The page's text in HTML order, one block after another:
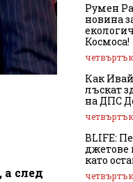
след
Румен
новина
Космоса!
Как
лъскат
на ДПС
BLIFE:
джетове
като